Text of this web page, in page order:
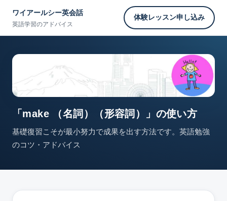
ワイアールシー英会話
英語学習のアドバイス
体験レッスン申し込み
「make （名詞）（形容詞）」の使い方
基礎復習こそが最小努力で成果を出す方法です。英語勉強
のコツ・アドバイス